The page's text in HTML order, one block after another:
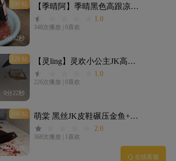
100 钻
9分32秒
【季晴阿】季晴黑色高跟凉鞋盆里踩金鱼酱
1.0
348次播放 0喜欢
120 钻
9分22秒
【灵ling】灵欢小公主JK高跟踩面包夹心+处刑小龙虾
1.0
226次播放 0喜欢
160 钻
14分01秒
萌棠 黑丝JK皮鞋碾压金鱼+爆踩龟龟
2.0
368次播放 1喜欢
在线客服